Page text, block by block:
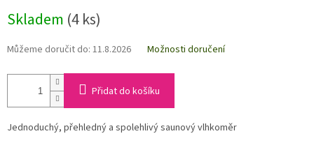
Skladem (4 ks)
Můžeme doručit do: 11.8.2026 Možnosti doručení
Přidat do košíku
Jednoduchý, přehledný a spolehlivý saunový vlhkoměr